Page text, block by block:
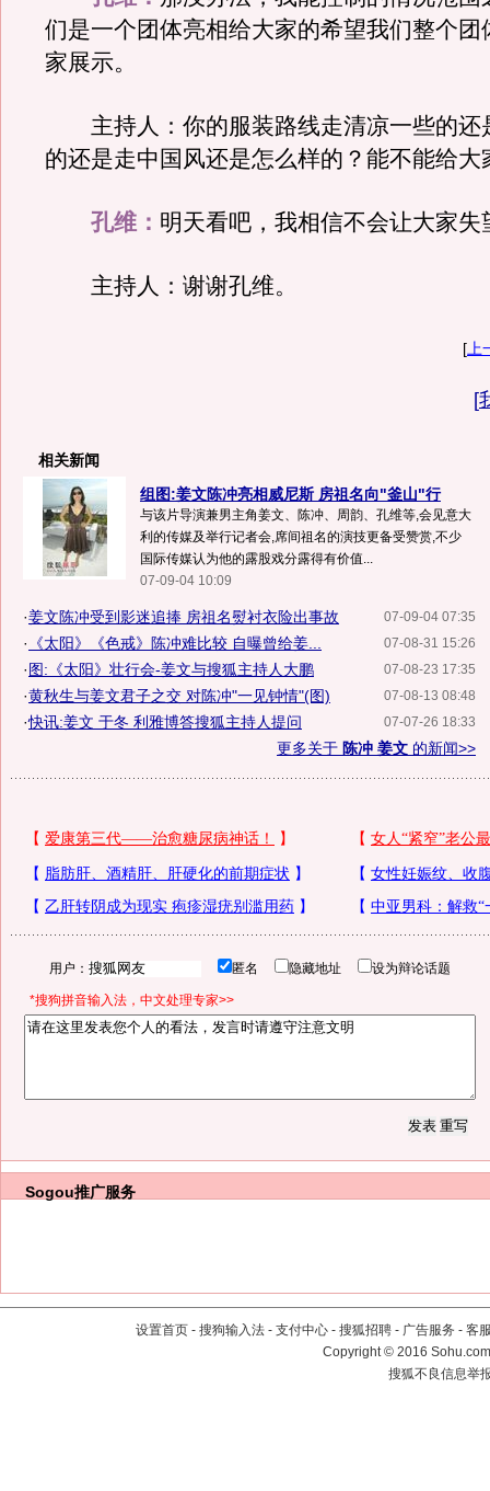
们是一个团体亮相给大家的希望我们整个团
家展示。
主持人：你的服装路线走清凉一些的还
的还是走中国风还是怎么样的？能不能给大
孔维： 明天看吧，我相信不会让大家失
主持人：谢谢孔维。
[
[
相关新闻
组图:姜文陈冲亮相威尼斯 房祖名向"釜山"行
与该片导演兼男主角姜文、陈冲、周韵、孔维等,会见意大
利的传媒及举行记者会,席间祖名的演技更备受赞赏,不少
国际传媒认为他的露股戏分露得有价值...
07-09-04 10:09
07-09-04 07:35
·姜文陈冲受到影迷追捧 房祖名熨衬衣险出事故
07-08-31 15:26
· 《太阳》《色戒》陈冲难比较 自曝曾给姜...
07-08-23 17:35
·图:《太阳》壮行会-姜文与搜狐主持人大鹏
07-08-13 08:48
·黄秋生与姜文君子之交 对陈冲"一见钟情"(图)
07-07-26 18:33
·快讯:姜文 于冬 利雅博答搜狐主持人提问
更多关于 陈冲 姜文 的新闻>>
用户： 匿名 隐藏地址 设为辩论话题
*搜狗拼音输入法，中文处理专家>>
Sogou推广服务
设置首页 - 搜狗输入法 - 支付中心 - 搜狐招聘 - 广告服务 - 客
Copyright©2016
搜狐不良信息举